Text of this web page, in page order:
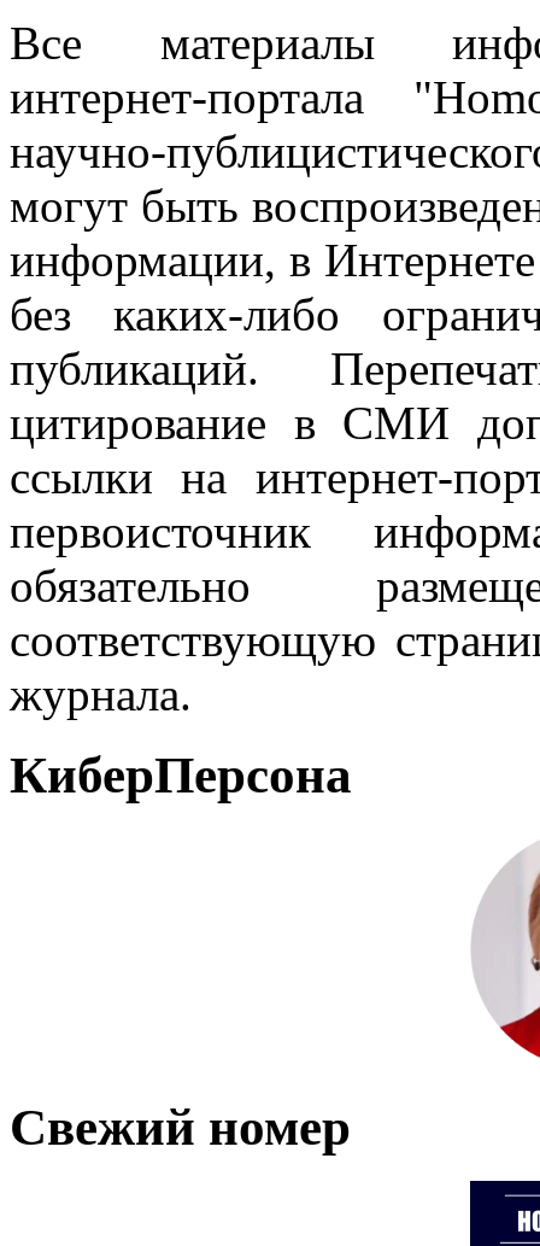
Все материалы
интернет-портала
научно-
могут быть
информации, в
без каких-либо
публикаций.
цитирование в СМИ
ссылки на интернет-
первоисточник
обязательно
соответствующую
журнала.
КиберПерсона
Свежий номер